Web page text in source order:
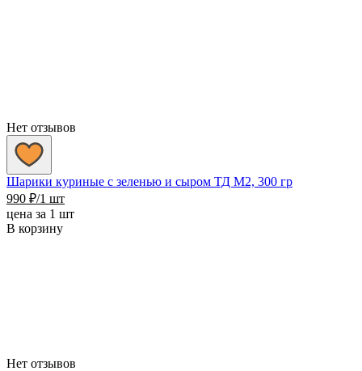
Нет отзывов
Шарики куриные с зеленью и сыром ТД М2, 300 гр
990 ₽/1 шт
цена за 1 шт
В корзину
Нет отзывов